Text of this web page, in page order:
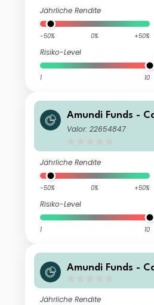
Jährliche Rendite
-50% 0% +50%
Risiko-Level
1 10
Amundi Funds -
(C)
Valor: 22654847
Jährliche Rendite
-50% 0% +50%
Risiko-Level
1 10
Amundi Funds -
Jährliche Rendite